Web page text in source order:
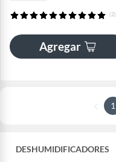
(2)
Agregar
1
DESHUMIDIFICADORES